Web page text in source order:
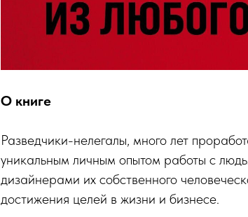
О книге
Разведчики-нелегалы, много лет
уникальным личным опытом работы с
дизайнерами их собственного
достижения целей в жизни и бизнесе.